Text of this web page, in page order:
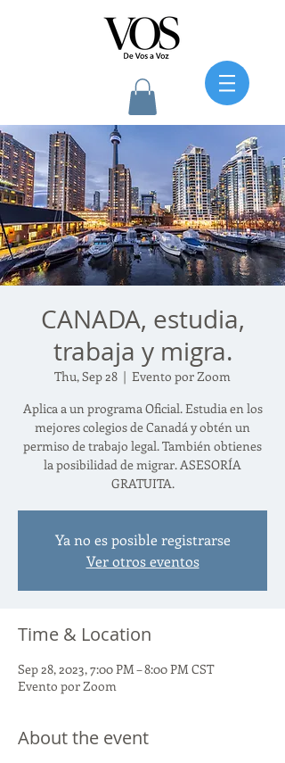
CANADA, estudia,
trabaja y migra.
Thu, Sep 28
  |
Evento por Zoom
Aplica a un programa Oficial. Estudia en los
mejores colegios de Canadá y obtén un
permiso de trabajo legal. También obtienes
la posibilidad de migrar. ASESORÍA
GRATUITA.
Ya no es posible registrarse
Ver otros eventos
Time & Location
Sep 28, 2023, 7:00 PM – 8:00 PM CST
Evento por Zoom
About the event